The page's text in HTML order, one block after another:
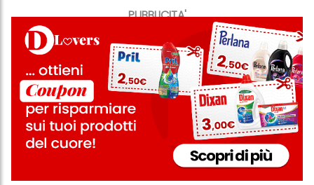
PUBBLICITA'